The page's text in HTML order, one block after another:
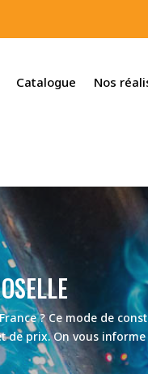
Catalogue Nos
? Ce mode de
prix. On vous